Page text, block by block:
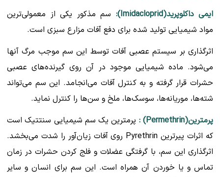
ایمی داکلوپرید(Imidacloprid):
سم مذکور یکی از معمولی‌ترین
مواد شیمیایی تولید شده برای دفع آفات مزارع سبزی است.
اثرگذاری بر سیستم عصبی آفات توسط این سم موجب مرگ آنها
می‌شود. ماده شیمیایی موجود در آن روی گیرنده‌های عصبی
حشرات قرار گرفته و به کنترل آفات می‌انجامد. این سم می‌تواند
شته‌ها، موریانه‌ها، سوسک‌ها، ملخ و سن‌ها را کنترل نماید.
پرمترین(Permethrin) :
پرمترین یک سم شیمیایی سنتتیک است
که اثرات پیرترین Pyrethrin روی آفات زیان‌‎آور را شدت می‌بخشد.
اثرگذاری این سم، با گرفتگی عضلات و فلج کردن حشرات در زمان
تماس و یا خوردن آن همراه است. این سم برای انسان و سایر